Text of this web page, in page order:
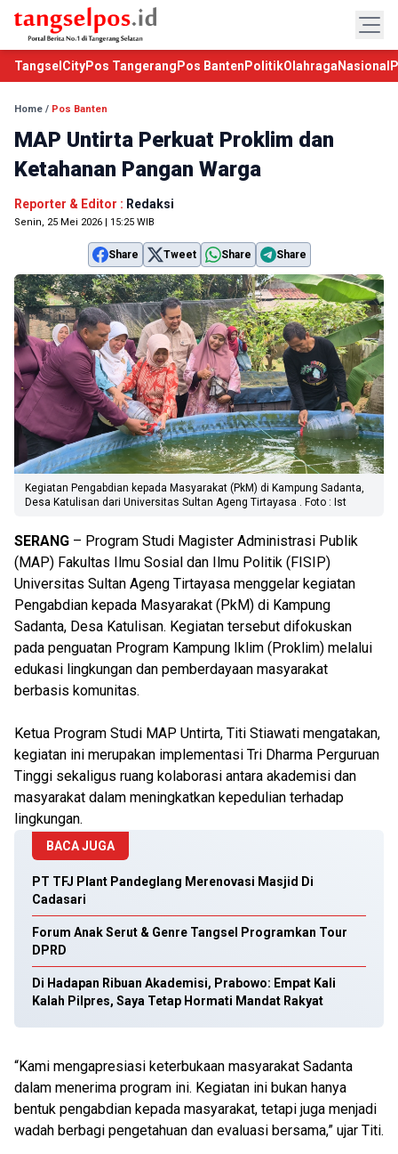
TangselCityPos Tangerang Pos Banten PolitikOlahraga Nasional
Home / Pos Banten
MAP Untirta Perkuat Proklim dan
Ketahanan Pangan Warga
Reporter & Editor : Redaksi
Senin, 25 Mei 2026 | 15:25 WIB
Share Tweet Share Share
Kegiatan Pengabdian kepada Masyarakat (PkM) di Kampung Sadanta,
Desa Katulisan dari Universitas Sultan Ageng Tirtayasa . Foto : Ist
SERANG – Program Studi Magister Administrasi Publik
(MAP) Fakultas Ilmu Sosial dan Ilmu Politik (FISIP)
Universitas Sultan Ageng Tirtayasa menggelar kegiatan
Pengabdian kepada Masyarakat (PkM) di Kampung
Sadanta, Desa Katulisan. Kegiatan tersebut difokuskan
pada penguatan Program Kampung Iklim (Proklim) melalui
edukasi lingkungan dan pemberdayaan masyarakat
berbasis komunitas.
Ketua Program Studi MAP Untirta, Titi Stiawati mengatakan,
kegiatan ini merupakan implementasi Tri Dharma Perguruan
Tinggi sekaligus ruang kolaborasi antara akademisi dan
masyarakat dalam meningkatkan kepedulian terhadap
lingkungan.
BACA JUGA
PT TFJ Plant Pandeglang Merenovasi Masjid Di
Cadasari
Forum Anak Serut & Genre Tangsel Programkan Tour
DPRD
Di Hadapan Ribuan Akademisi, Prabowo: Empat Kali
Kalah Pilpres, Saya Tetap Hormati Mandat Rakyat
“Kami mengapresiasi keterbukaan masyarakat Sadanta
dalam menerima program ini. Kegiatan ini bukan hanya
bentuk pengabdian kepada masyarakat, tetapi juga menjadi
wadah berbagi pengetahuan dan evaluasi bersama,” ujar Titi.